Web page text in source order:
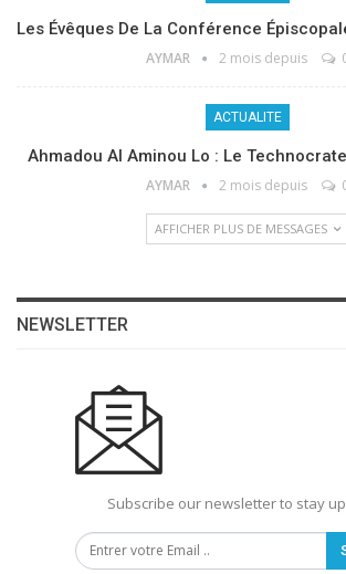
Les Évêques De La Conférence
AYMAR 2 mois depuis
ACTUALITE
Ahmadou Al Aminou Lo : Le
AYMAR 2 mois depuis
AFFICHER PLUS DE MESSAGES
NEWSLETTER
Subscribe our newsletter to stay